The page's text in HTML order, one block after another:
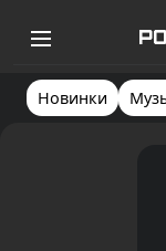
Новинки